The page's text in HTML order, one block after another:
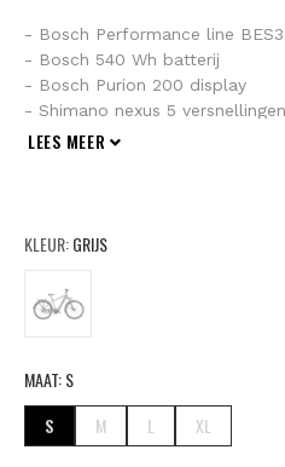
- Bosch Performance line
- Bosch 540 Wh batterij
- Bosch Purion 200 display
- Shimano nexus 5 versnellingen
- Shimano hydraulische
met remlichtfunctie
LEES MEER
KLEUR:GRIJS
MAAT:S
S
M L XL